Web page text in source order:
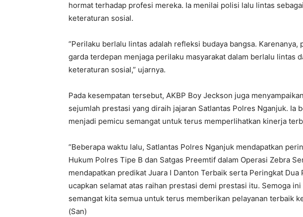
hormat terhadap profesi mereka. Ia menilai polisi lalu lintas
keteraturan sosial.
“Perilaku berlalu lintas adalah refleksi budaya bangsa. Karenanya,
garda terdepan menjaga perilaku masyarakat dalam berlalu lintas
keteraturan sosial,” ujarnya.
Pada kesempatan tersebut, AKBP Boy Jeckson juga
sejumlah prestasi yang diraih jajaran Satlantas Polres Nganjuk. Ia
menjadi pemicu semangat untuk terus memperlihatkan kinerja
“Beberapa waktu lalu, Satlantas Polres Nganjuk mendapatkan
Hukum Polres Tipe B dan Satgas Preemtif dalam Operasi Zebra
mendapatkan predikat Juara I Danton Terbaik serta Peringkat Dua
ucapkan selamat atas raihan prestasi demi prestasi itu. Semoga
semangat kita semua untuk terus memberikan pelayanan terbaik
(San)